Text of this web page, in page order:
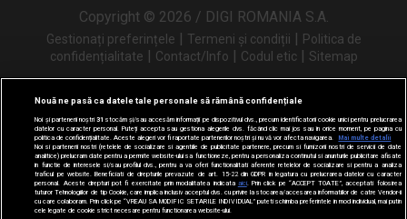
Copyright © 2026 / DIGI ROMANIA S.A.
Gestionați preferințele | Termeni și condiții | Politica de
confidențialitate | Contact/Info | Codul etic | Sitemap
Urmărește-ne și pe
Nouă ne pasă ca datele tale personale să rămână confidențiale
Noi și partenerii noștri31 stocăm și/sau accesăm informații pe dispozitivul dvs., precum identificatorii cookie unici pentru prelucrarea
datelor cu caracter personal. Puteți accepta sau gestiona alegerile dvs. făcând clic mai jos sau în orice moment, pe pagina cu
politica de confidențialitate. Aceste alegeri vor fi raportate partenerilor noștri și nu vă vor afecta navigarea.
Mai multe detalii
Noi si partenerii nostri (retelele de socializare si agentiile de publicitate partenere, precum si furnizorii nostri de servicii de date
analitice) prelucram date pentru a permite website-ului sa functioneze, pentru a personaliza continutul si anunturile publicitare afisate
in functie de interesele si/sau profilul dvs., pentru a va oferi functionalitati aferente retelelor de socializare si pentru a analiza
traficul pe website. Beneficiati de drepturile prevazute de art. 15-22 din GDPR in legatura cu prelucrarea datelor cu caracter
personal. Aceste drepturi pot fi exercitate prin modalitatea indicata aici. Prin click pe “ACCEPT TOATE”, acceptati folosirea
tuturor Tehnologiilor de tip Cookie, care implica inclusiv acceptul dvs. cu privire la stocarea/accesarea informatiilor de catre Vendor-ii
cu care colaboram. Prin click pe “VREAU SA MODIFIC SETARILE INDIVIDUAL” puteti schimba preferintele in mod individual, mai putin
cele legate de cookie strict necesare pentru functionarea website-ului.